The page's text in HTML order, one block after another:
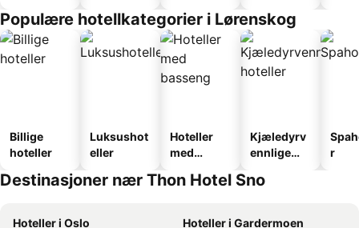
Populære hotellkategorier i Lørenskog
Billige
hoteller
Luksushot
eller
Hoteller
med
Kjæledyrv
ennlige
r
Destinasjoner nær Thon Hotel Sno
Hoteller i Oslo
Hoteller i Gardermoen